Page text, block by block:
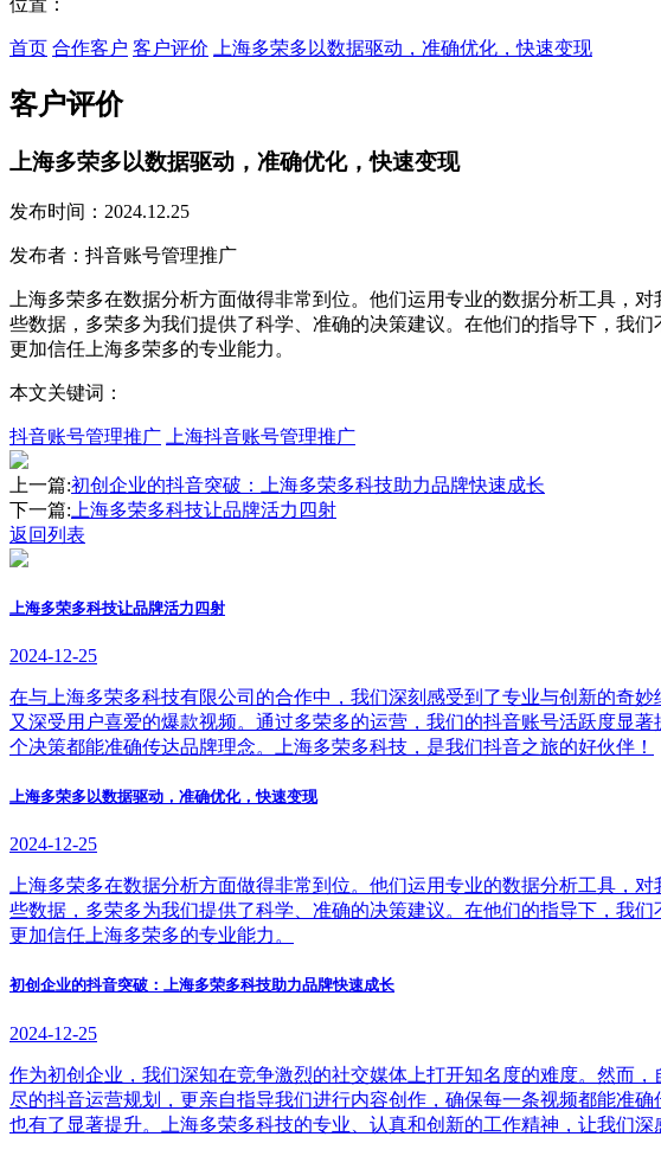
位置：
首页 合作客户 客户评价 上海多荣多以数据驱动，准确优化，快速变现
客户评价
上海多荣多以数据驱动，准确优化，快速变现
发布时间：2024.12.25
发布者：抖音账号管理推广
上海多荣多在数据分析方面做得非常到位。他们运用专业的数据分析工具，
些数据，多荣多为我们提供了科学、准确的决策建议。在他们的指导下，我
更加信任上海多荣多的专业能力。
本文关键词：
抖音账号管理推广 上海抖音账号管理推广
上一篇:初创企业的抖音突破：上海多荣多科技助力品牌快速成长
下一篇: 上海多荣多科技让品牌活力四射
返回列表
上海多荣多科技让品牌活力四射
2024-12-25
在与上海多荣多科技有限公司的合作中，我们深刻感受到了专业与创新的奇
又深受用户喜爱的爆款视频。通过多荣多的运营，我们的抖音账号活跃度显
个决策都能准确传达品牌理念。上海多荣多科技，是我们抖音之旅的好伙伴！
上海多荣多以数据驱动，准确优化，快速变现
2024-12-25
上海多荣多在数据分析方面做得非常到位。他们运用专业的数据分析工具，
些数据，多荣多为我们提供了科学、准确的决策建议。在他们的指导下，我
更加信任上海多荣多的专业能力。
初创企业的抖音突破：上海多荣多科技助力品牌快速成长
2024-12-25
作为初创企业，我们深知在竞争激烈的社交媒体上打开知名度的难度。然而
尽的抖音运营规划，更亲自指导我们进行内容创作，确保每一条视频都能准
也有了显著提升。上海多荣多科技的专业、认真和创新的工作精神，让我们